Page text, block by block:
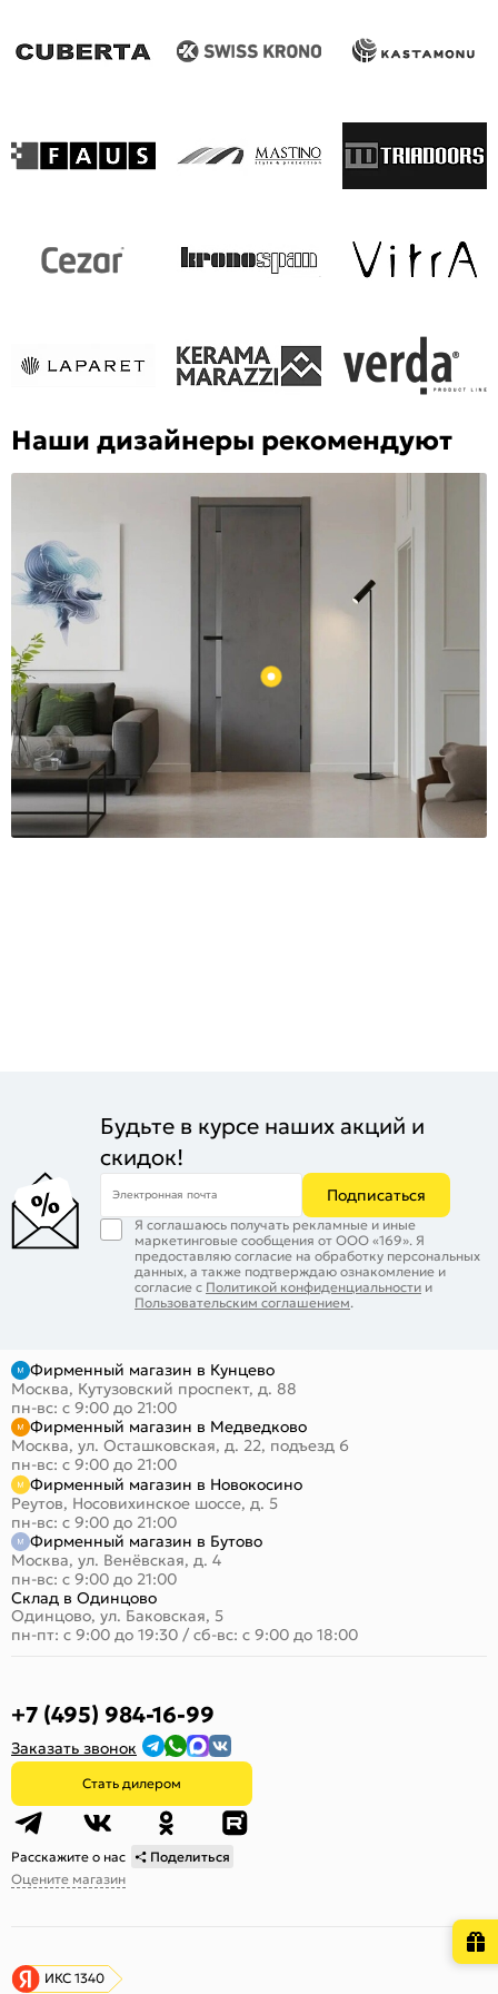
Наши дизайнеры рекомендуют
Будьте в курсе наших акций и
скидок!
Электронная почта Подписаться
Я соглашаюсь получать рекламные и иные
маркетинговые сообщения от ООО «169». Я
предоставляю согласие на обработку персональных
данных, а также подтверждаю ознакомление и
согласие с Политикой конфиденциальности и
Пользовательским соглашением.
Фирменный магазин в Кунцево
Москва, Кутузовский проспект, д. 88
пн-вс: с 9:00 до 21:00
Фирменный магазин в Медведково
Москва, ул. Осташковская, д. 22, подъезд 6
пн-вс: с 9:00 до 21:00
Фирменный магазин в Новокосино
Реутов, Носовихинское шоссе, д. 5
пн-вс: с 9:00 до 21:00
Фирменный магазин в Бутово
Москва, ул. Венёвская, д. 4
пн-вс: с 9:00 до 21:00
Склад в Одинцово
Одинцово, ул. Баковская, 5
пн-пт: с 9:00 до 19:30 / сб-вс: с 9:00 до 18:00
+7 (495) 984-16-99
Заказать звонок
Стать дилером
Расскажите о нас
Поделиться
Оцените магазин
ИКС 1340